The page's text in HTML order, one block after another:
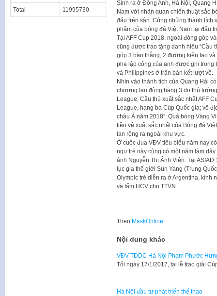
Sinh ra ở Đông Anh, Hà Nội, Quang
Nam với nhãn quan chiến thuật sắc
đấu trên sân. Cùng những thành tích
phẩm của bóng đá Việt Nam tại đấu
Tại AFF Cup 2018, ngoài đóng góp
cũng được trao tặng danh hiệu “Cầu
góp 3 bàn thắng, 2 đường kiến tạo
pha lập công của anh được ghi trong
và Philippines ở trận bán kết lượt về.
Nhìn vào thành tích của Quang Hải
chương lao động hạng 3 do thủ
League; Cầu thủ xuất sắc nhất AFF
League, hạng ba Cúp Quốc gia; vô
châu Á năm 2018”; Quả bóng Vàng
tiền vệ xuất sắc nhất của Bóng đá
lan rộng ra ngoài khu vực.
Ở cuộc đua VĐV tiêu biểu năm nay
ngư trẻ này cũng có một năm làm
ảnh Nguyễn Thị Ánh Viên. Tại
lục gia thế giới Sun Yang (Trung
Olympic trẻ diễn ra ở Argentina, kình
và tấm HCV cho TTVN.
Theo MaskOnline
Nội dung khác
VĐV TDDC Hà Nội Phạm Phước
Tối ngày 17/1/2017, tại lễ trao giải
Hà Nội đầu tư phát triển thể thao
Total 11995730